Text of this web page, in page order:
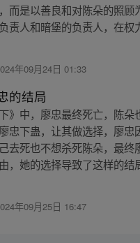
而是以善良和对陈朵的照顾
责人和暗堡的负责人，在权
年09月24日 01:33
的结局
》中，廖忠最终死亡，陈朵
忠下蛊，让其做选择，廖忠
去死也不想杀死陈朵，最终
，她的选择导致了这样的结
年09月25日 16:47